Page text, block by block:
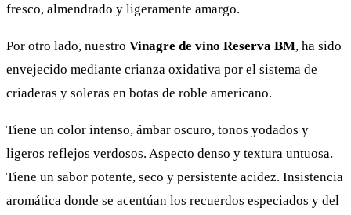
fresco, almendrado y ligeramente amargo.
Por otro lado, nuestro Vinagre de vino Reserva BM, ha sido
envejecido mediante crianza oxidativa por el sistema de
criaderas y soleras en botas de roble americano.
Tiene un color intenso, ámbar oscuro, tonos yodados y
ligeros reflejos verdosos. Aspecto denso y textura untuosa.
Tiene un sabor potente, seco y persistente acidez. Insistencia
aromática donde se acentúan los recuerdos especiados y del